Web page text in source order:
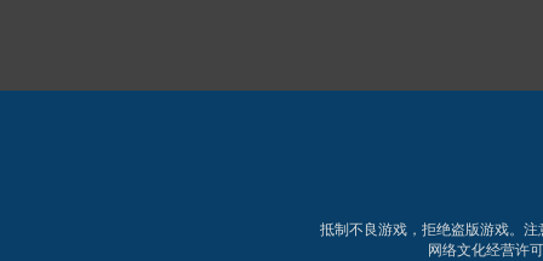
抵制不良游戏，拒绝盗版游戏。
网络文化经营许